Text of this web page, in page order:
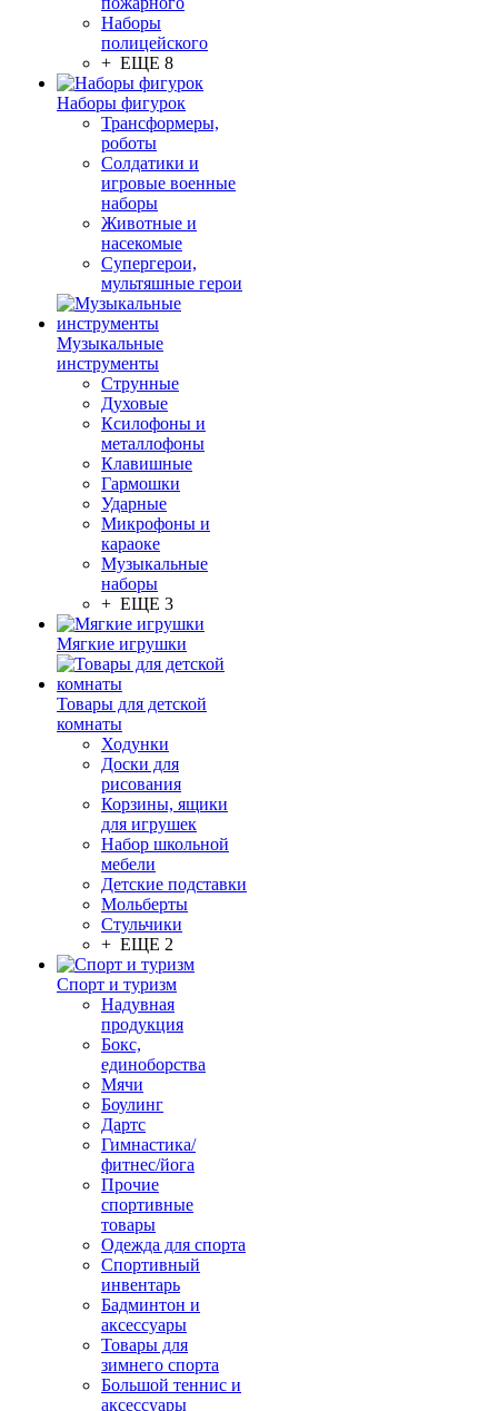
Наборы
полицейского
+ ЕЩЕ 8
Наборы фигурок
Трансформеры,
роботы
Солдатики и
игровые военные
наборы
Животные и
насекомые
Супергерои,
мультяшные герои
Музыкальные
инструменты
Струнные
Духовые
Ксилофоны и
металлофоны
Клавишные
Гармошки
Ударные
Микрофоны и
караоке
Музыкальные
наборы
+ ЕЩЕ 3
Мягкие игрушки
Товары для детской
комнаты
Ходунки
Доски для
рисования
Корзины, ящики
для игрушек
Набор школьной
мебели
Детские подставки
Мольберты
Стульчики
+ ЕЩЕ 2
Спорт и туризм
Надувная
продукция
Бокс,
единоборства
Мячи
Боулинг
Дартс
Гимнастика/
фитнес/йога
Прочие
спортивные
товары
Одежда для спорта
Спортивный
инвентарь
Бадминтон и
аксессуары
Товары для
зимнего спорта
Большой теннис и
аксессуары